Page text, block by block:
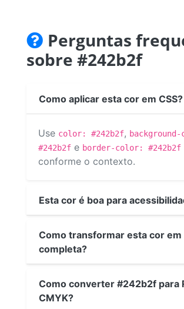
Perguntas
sobre #242b2f
Como aplicar esta cor em CSS?
Use color: #242b2f,
#242b2f e border-color: #242b2f
conforme o contexto.
Esta cor é boa para
Como transformar esta cor em
completa?
Como converter #242b2f para
CMYK?